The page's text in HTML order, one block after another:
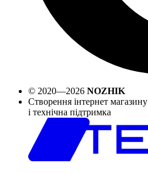
© 2020—2026 NOZHIK
Створення інтернет магазину
і технічна підтримка